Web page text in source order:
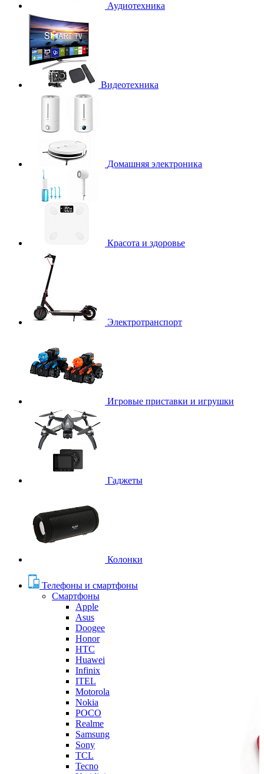
Аудиотехника
Видеотехника
Домашняя электроника
Красота и здоровье
Электротранспорт
Игровые приставки и игрушки
Гаджеты
Колонки
Телефоны и смартфоны
Смартфоны
Apple
Asus
Doogee
Honor
HTC
Huawei
Infinix
ITEL
Motorola
Nokia
POCO
Realme
Samsung
Sony
TCL
Tecno